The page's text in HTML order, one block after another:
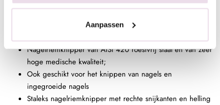
Aanpassen
tijdens het werken;
Nagelriemknipper van AISI 420 roestvrij staal en van zeer
hoge medische kwaliteit;
Ook geschikt voor het knippen van nagels en
ingegroeide nagels
Staleks nagelriemknipper met rechte snijkanten en helling